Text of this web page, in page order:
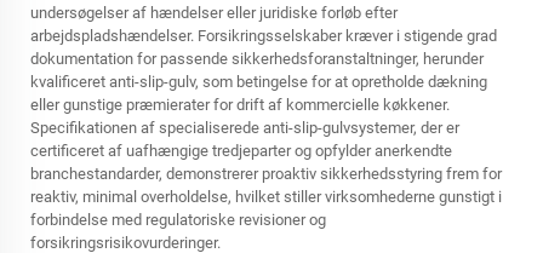
undersøgelser af hændelser eller juridiske forløb efter
arbejdspladshændelser. Forsikringsselskaber kræver i stigende grad
dokumentation for passende sikkerhedsforanstaltninger, herunder
kvalificeret anti-slip-gulv, som betingelse for at opretholde dækning
eller gunstige præmierater for drift af kommercielle køkkener.
Specifikationen af specialiserede anti-slip-gulvsystemer, der er
certificeret af uafhængige tredjeparter og opfylder anerkendte
branchestandarder, demonstrerer proaktiv sikkerhedsstyring frem for
reaktiv, minimal overholdelse, hvilket stiller virksomhederne gunstigt i
forbindelse med regulatoriske revisioner og
forsikringsrisikovurderinger.